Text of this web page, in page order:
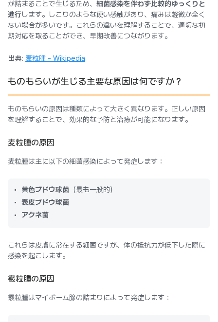
が詰まることで生じるため、 細菌感染を伴わず比較的ゆっくりと
進行します。しこりのような硬い感触があり、痛みは軽微か全く
ない場合が多いです。これらの違いを理解することで、適切な初
期対応を取ることができ、早期改善につながります。
出典: 麦粒腫 - Wikipedia
ものもらいが生じる主要な原因は何ですか？
ものもらいの原因は種類によって大きく異なります。正しい原因
を理解することで、効果的な予防と治療が可能になります。
麦粒腫の原因
麦粒腫は主に以下の細菌感染によって発症します：
黄色ブドウ球菌 （最も一般的）
表皮ブドウ球菌
アクネ菌
これらは皮膚に常在する細菌ですが、体の抵抗力が低下した際に
感染を起こします。
霰粒腫の原因
霰粒腫はマイボーム腺の詰まりによって発症します：